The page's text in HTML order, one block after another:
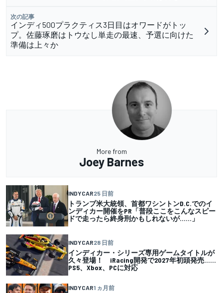
次の記事
インディ500プラクティス3日目はオワードがトッ
プ。佐藤琢磨はトウなし単走の最速、予選に向けた
準備は上々か
More from
Joey Barnes
INDYCAR25 日前
トランプ米大統領、首都ワシントンD.C.でのイ
ンディカー開催をPR「普段ここをこんなスピー
ドで走ったら終身刑かもしれないが……」
INDYCAR28 日前
インディカー・シリーズ専用ゲームタイトルが
久々登場！ iRacing開発で2027年初頭発売……
PS5、Xbox、PCに対応
INDYCAR1 ヵ月前